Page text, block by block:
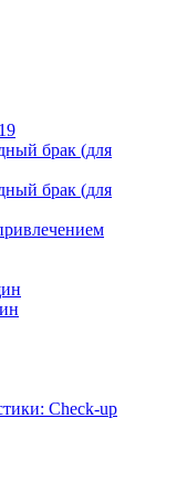
брак (для
брак (для
Check-up